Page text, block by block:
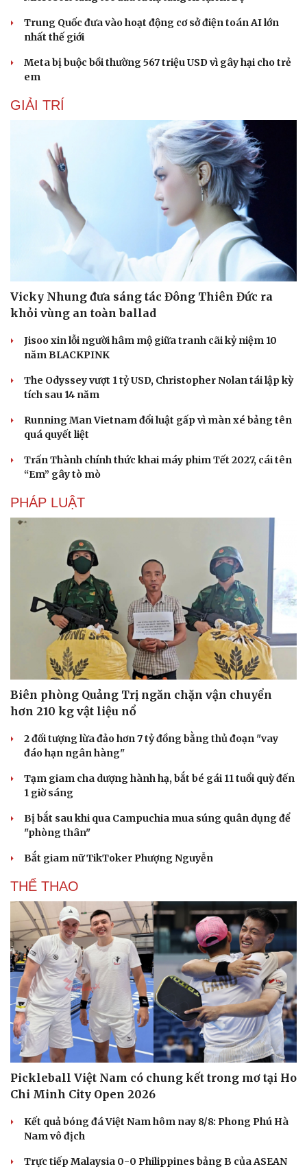
Tư vấn
check-in
Podcast
Cửa sổ tình yêu
Trung Quốc đưa vào hoạt động cơ sở điện toán AI lớn
nhất thế giới
Meta bị buộc bồi thường 567 triệu USD vì gây hại cho trẻ
em
GIẢI TRÍ
Vicky Nhung đưa sáng tác Đông Thiên Đức ra
khỏi vùng an toàn ballad
Jisoo xin lỗi người hâm mộ giữa tranh cãi kỷ niệm 10
năm BLACKPINK
The Odyssey vượt 1 tỷ USD, Christopher Nolan tái lập kỳ
tích sau 14 năm
Running Man Vietnam đổi luật gấp vì màn xé bảng tên
quá quyết liệt
Trấn Thành chính thức khai máy phim Tết 2027, cái tên
“Em” gây tò mò
PHÁP LUẬT
Biên phòng Quảng Trị ngăn chặn vận chuyển
hơn 210 kg vật liệu nổ
2 đối tượng lừa đảo hơn 7 tỷ đồng bằng thủ đoạn "vay
đáo hạn ngân hàng"
Tạm giam cha dượng hành hạ, bắt bé gái 11 tuổi quỳ đến
1 giờ sáng
Bị bắt sau khi qua Campuchia mua súng quân dụng để
"phòng thân"
Bắt giam nữ TikToker Phượng Nguyễn
THỂ THAO
Pickleball Việt Nam có chung kết trong mơ tại Ho
Chi Minh City Open 2026
Kết quả bóng đá Việt Nam hôm nay 8/8: Phong Phú Hà
Nam vô địch
Trực tiếp Malaysia 0-0 Philippines bảng B của ASEAN